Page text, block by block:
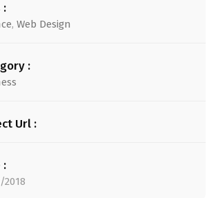
:
, Web Design
:
Url :
:
2018